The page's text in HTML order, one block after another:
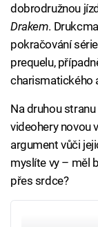
dobrodružnou
Drakem.
pokračování
prequelu,
charismatického
Na druhou
videohery novou
argument vůči
myslíte vy – měl
přes srdce?